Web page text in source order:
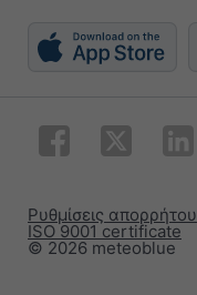
© 2026 meteoblue
ISO 9001 certificate
Ρυθμίσεις απορρήτου